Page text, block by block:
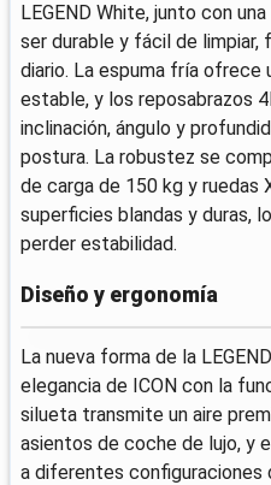
LEGEND White, junto con
ser durable y fácil de
diario. La espuma fría ofrece
estable, y los reposabrazos
inclinación, ángulo y
postura. La robustez se
de carga de 150 kg y ruedas
superficies blandas y duras,
perder estabilidad.
Diseño y ergonomía
La nueva forma de la
elegancia de ICON con la
silueta transmite un aire
asientos de coche de lujo, y
a diferentes configuraciones